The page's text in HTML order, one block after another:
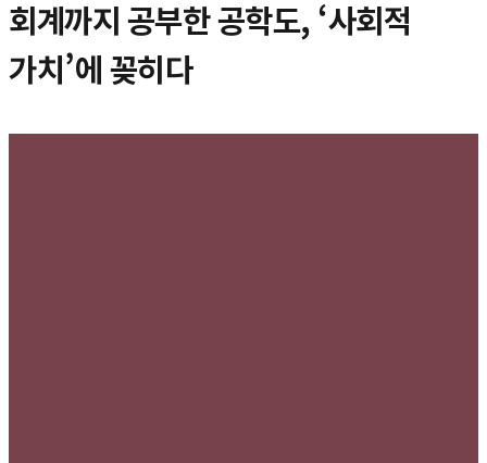
회계까지 공부한 공학도, ‘사회적
가치’에 꽂히다